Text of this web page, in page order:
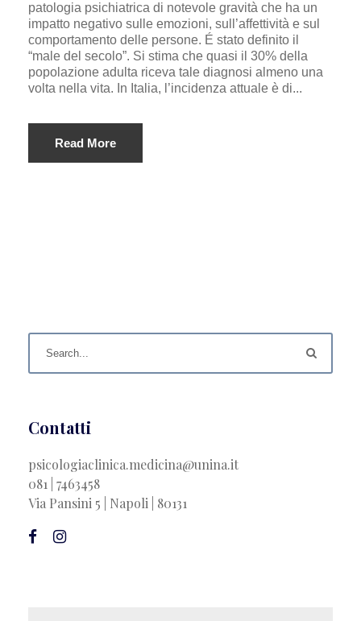
patologia psichiatrica di notevole gravità che ha un
impatto negativo sulle emozioni, sull’affettività e sul
comportamento delle persone. É stato definito il
“male del secolo”. Si stima che quasi il 30% della
popolazione adulta riceva tale diagnosi almeno una
volta nella vita. In Italia, l’incidenza attuale è di...
Read More
Contatti
psicologiaclinica.medicina@unina.it
081 | 7463458
Via Pansini 5 | Napoli | 80131